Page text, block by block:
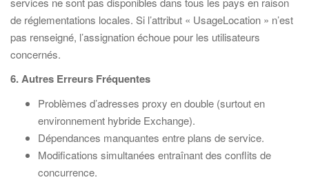
de réglementations locales. Si l’attribut « UsageLocation » n’est
pas renseigné, l’assignation échoue pour les utilisateurs
concernés.
6. Autres Erreurs Fréquentes
Problèmes d’adresses proxy en double (surtout en
environnement hybride Exchange).
Dépendances manquantes entre plans de service.
Modifications simultanées entraînant des conflits de
concurrence.